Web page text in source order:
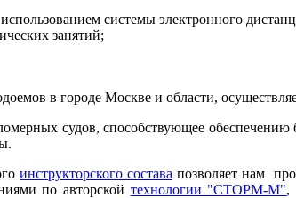
использованием системы электронного
занятий;
в городе Москве и области,
судов, способствующее
инструкторского состава позволяет нам
по авторской технологии "СТОРМ-М",